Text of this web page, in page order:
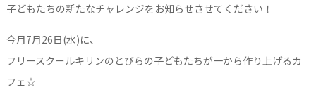
子どもたちの新たなチャレンジをお知らせさせてください！
今月7月26日(水)に、
フリースクールキリンのとびらの子どもたちが一から作り上げるカ
フェ☆